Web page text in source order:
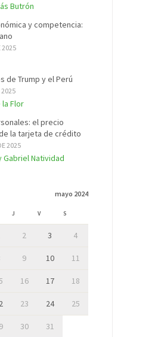
Butrón
y competencia:
2025
de Trump y el Perú
2025
la Flor
el precio
la tarjeta de crédito
2025
Gabriel Natividad
mayo 2024
J V S
2 3 4
9 10 11
16 17 18
23 24 25
30
31